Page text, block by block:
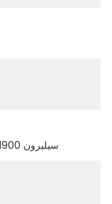
سيليرون J1900 ، رباعية النواة ، 2.0 غيغاهرتز ، بدون مروحة